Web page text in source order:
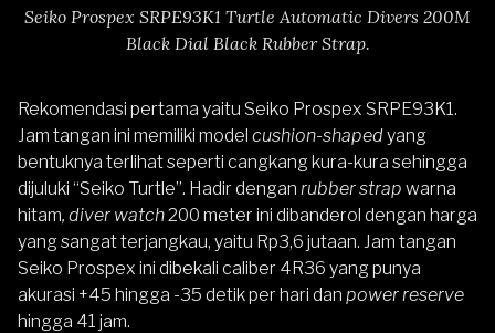
Seiko Prospex SRPE93K1 Turtle Automatic Divers 200M
Black Dial Black Rubber Strap.
Rekomendasi pertama yaitu Seiko Prospex SRPE93K1.
Jam tangan ini memiliki model cushion-shapedyang
bentuknya terlihat seperti cangkang kura-kura sehingga
dijuluki “Seiko Turtle”. Hadir dengan rubber strap warna
hitam, diver watch200 meter ini dibanderol dengan harga
yang sangat terjangkau, yaitu Rp3,6 jutaan. Jam tangan
Seiko Prospex ini dibekali caliber 4R36 yang punya
akurasi +45 hingga -35 detik per hari dan power reserve
hingga 41 jam.